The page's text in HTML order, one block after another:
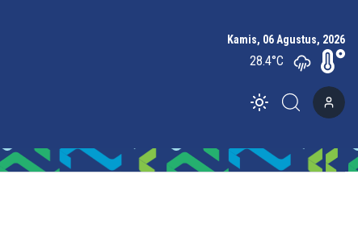
Kamis, 06 Agustus, 2026
28.4°C
Toggle theme